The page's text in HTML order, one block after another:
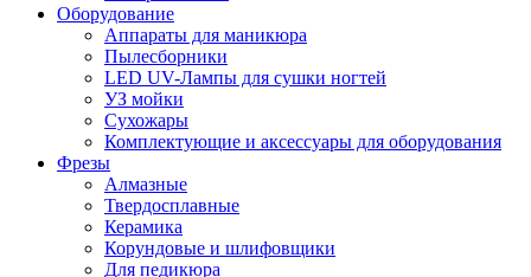
Оборудование
Аппараты для маникюра
Пылесборники
LED UV-Лампы для сушки ногтей
УЗ мойки
Сухожары
Комплектующие и аксессуары для оборудования
Фрезы
Алмазные
Твердосплавные
Керамика
Корундовые и шлифовщики
Для педикюра